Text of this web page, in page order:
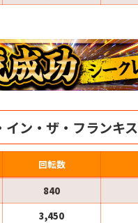
イン・ザ・フランキス
回転数
840
3,450